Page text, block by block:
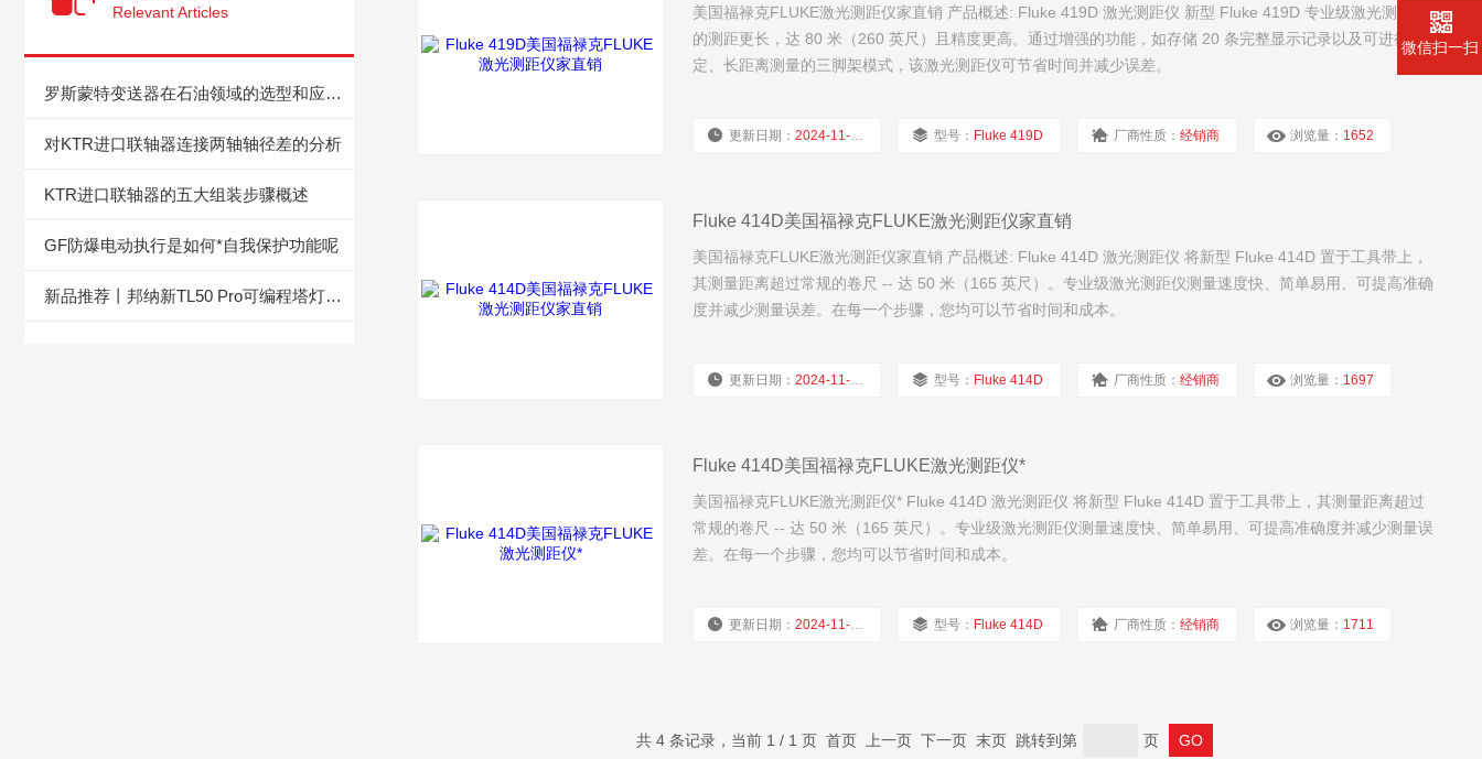
Relevant Articles
罗斯蒙特变送器在石油领域的选型和应用解读
对KTR进口联轴器连接两轴轴径差的分析
KTR进口联轴器的五大组装步骤概述
GF防爆电动执行是如何*自我保护功能呢
新品推荐丨邦纳新TL50 Pro可编程塔灯，暗藏了多少xuan机？
美国福禄克FLUKE激光测距仪家直销 产品概述: Fluke 419D 激光测距仪 新型 Fluke 419D 专业级激光测距仪
的测距更长，达 80 米（260 英尺）且精度更高。通过增强的功能，如存储 20 条完整显示记录以及可进行稳
定、长距离测量的三脚架模式，该激光测距仪可节省时间并减少误差。
更新日期：2024-11-22 型号： Fluke 419D 厂商性质：经销商 浏览量： 1652
Fluke 414D美国福禄克FLUKE激光测距仪家直销
美国福禄克FLUKE激光测距仪家直销 产品概述: Fluke 414D 激光测距仪 将新型 Fluke 414D 置于工具带上，
其测量距离超过常规的卷尺 -- 达 50 米（165 英尺）。专业级激光测距仪测量速度快、简单易用、可提高准确
度并减少测量误差。在每一个步骤，您均可以节省时间和成本。
更新日期：2024-11-22 型号： Fluke 414D 厂商性质：经销商 浏览量： 1697
Fluke 414D美国福禄克FLUKE激光测距仪*
美国福禄克FLUKE激光测距仪* Fluke 414D 激光测距仪 将新型 Fluke 414D 置于工具带上，其测量距离超过
常规的卷尺 -- 达 50 米（165 英尺）。专业级激光测距仪测量速度快、简单易用、可提高准确度并减少测量误
差。在每一个步骤，您均可以节省时间和成本。
更新日期：2024-11-22 型号： Fluke 414D 厂商性质：经销商 浏览量： 1711
共 4 条记录，当前 1 / 1 页 首页 上一页 下一页 末页 跳转到第 页
微信扫一扫